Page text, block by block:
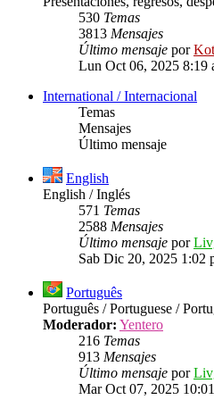
530 Temas
3813 Mensajes
Último mensaje por
Lun Oct 06, 2025 8:19
International / Internacional
Temas
Mensajes
Último mensaje
English
English / Inglés
571 Temas
2588 Mensajes
Último mensaje por
Sab Dic 20, 2025 1:02
Português
Português / Portuguese /
Moderador: Yentero
216 Temas
913 Mensajes
Último mensaje por
Mar Oct 07, 2025